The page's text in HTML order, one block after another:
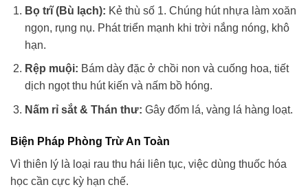
Bọ trĩ (Bù lạch): Kẻ thù số 1. Chúng hút nhựa làm xoăn
ngọn, rụng nụ. Phát triển mạnh khi trời nắng nóng, khô
hạn.
Rệp muội: Bám dày đặc ở chồi non và cuống hoa, tiết
dịch ngọt thu hút kiến và nấm bồ hóng.
Nấm rỉ sắt & Thán thư: Gây đốm lá, vàng lá hàng loạt.
Biện Pháp Phòng Trừ An Toàn
Vì thiên lý là loại rau thu hái liên tục, việc dùng thuốc hóa
học cần cực kỳ hạn chế.